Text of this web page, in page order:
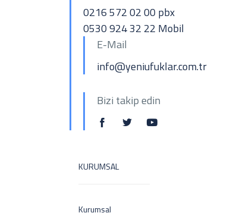
0216 572 02 00 pbx
0530 924 32 22 Mobil
E-Mail
info@yeniufuklar.com.tr
Bizi takip edin
KURUMSAL
Kurumsal